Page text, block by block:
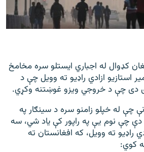
ټولې پاڼې
کډوال له اجباري ایستلو سره مخامخ
استازیو ازادي راډیو ته وویل چې د
دی چې د خروجي ویزو غوښتنه وکړي.
چې له خپلو زامنو سره د سینګار په
دې چې نوم یې په راپور کې یاد شي، سه
۲۶ مه) ازادي راډیو ته وویل، که افغانستان ته
کوي: